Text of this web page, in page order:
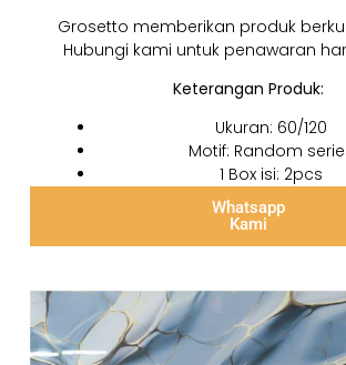
Grosetto memberikan produk
Hubungi kami untuk penawaran
Keterangan Produk:
Ukuran: 60/120
Motif: Random
1 Box isi: 2pcs
Whatsapp
Kami